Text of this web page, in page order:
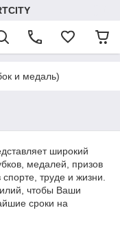
и медаль)
широкий
медалей, призов
труде и жизни.
чтобы Ваши
сроки на